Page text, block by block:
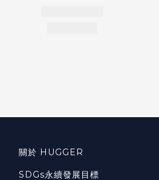
關於 HUGGER
SDGs永續發展目標